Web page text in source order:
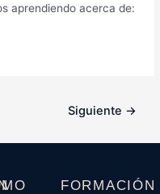
aprendiendo acerca de:
Siguiente →
FORMACIÓN